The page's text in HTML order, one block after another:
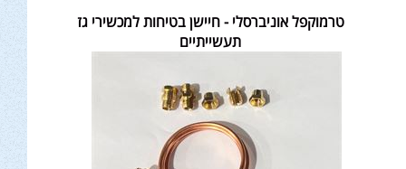
טרמוקפל אוניברסלי - חיישן בטיחות למכשירי גז
תעשייתיים